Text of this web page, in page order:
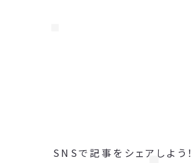
SNSで記事をシェアしよう！